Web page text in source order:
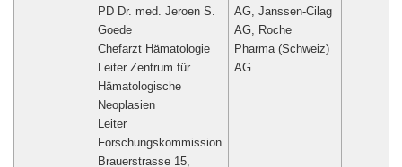
PD Dr. med. Jeroen S.
Goede
Chefarzt Hämatologie
Leiter Zentrum für
Hämatologische
Neoplasien
Leiter
Forschungskommission
Brauerstrasse 15,
AG, Janssen-Cilag
AG, Roche
Pharma (Schweiz)
AG